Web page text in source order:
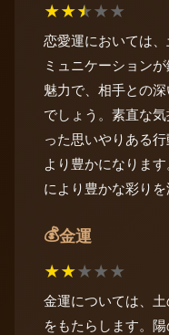
★★★★★
恋愛運においては
ミュニケーション
魅力で、相手との
でしょう。素直な
った思いやりある
より豊かになりま
により豊かな彩りを
💰金運
★★★★★
金運については、
をもたらします。